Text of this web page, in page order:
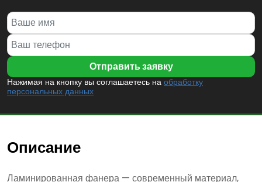
Нажимая на кнопку вы соглашаетесь на обработку
персональных данных
Описание
Ламинированная фанера — современный материал,